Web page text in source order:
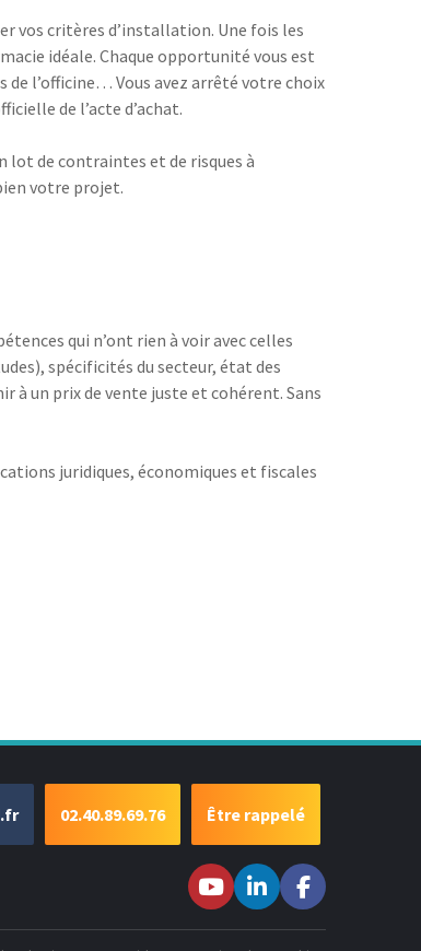
vos critères d’installation. Une fois les
idéale. Chaque opportunité vous est
de l’officine… Vous avez arrêté votre choix
de l’acte d’achat.
lot de contraintes et de risques à
votre projet.
qui n’ont rien à voir avec celles
spécificités du secteur, état des
un prix de vente juste et cohérent. Sans
juridiques, économiques et fiscales
Être rappelé
02.40.89.69.76
Youtubesur LinkedIn
nous sur